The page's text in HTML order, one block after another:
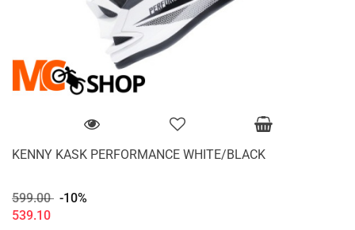
KENNY KASK PERFORMANCE WHITE/BLACK
599.00 -10%
539.10